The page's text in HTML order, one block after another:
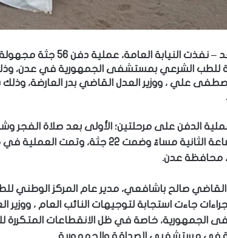
لحج الغد – نفذت
للطب الشرعي بمستشفى الجمهورية في عدن،
علي ، ووزير العدل القاضي بدر العارضة، وذلك
عند الساعة الثانية مساءً وضمت 22
محافظة عدن.
صالح باشافعي، مدير عام المركز الوطني
جاءت استجابة لتوجيهات النائب العام ،
الجمهورية، خاصة في ظل الانقطاعات المتكررة
في مستشفيي الصداقة والجمهورية.